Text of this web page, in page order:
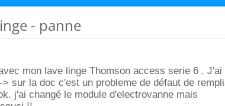
- panne
mon lave linge Thomson access serie 6 .
sur la doc c'est un probleme de défaut de
j'ai changé le module d'electrovanne mais